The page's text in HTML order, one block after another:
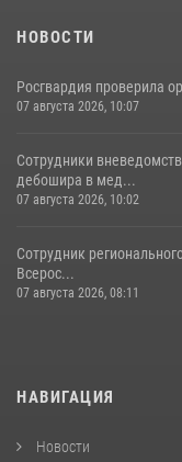
НОВОСТИ
Росгвардия проверила
07 августа 2026, 10:07
Сотрудники
дебошира в мед...
07 августа 2026, 10:02
Сотрудник
Всерос...
07 августа 2026, 08:11
НАВИГАЦИЯ
Новости